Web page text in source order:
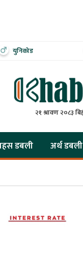
युनिकोड
२१ श्रावण २०८३
डबली अर्थ डबली